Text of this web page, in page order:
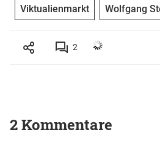
Viktualienmarkt Wolfgang
2
2 Kommentare